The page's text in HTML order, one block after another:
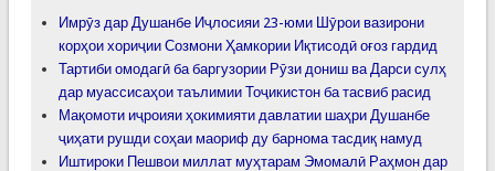
Имрӯз дар Душанбе Иҷлосияи 23-юми Шӯрои вазирони
корҳои хориҷии Созмони Ҳамкории Иқтисодӣ оғоз гардид
Тартиби омодагӣ ба баргузории Рӯзи дониш ва Дарси сулҳ
дар муассисаҳои таълимии Тоҷикистон ба тасвиб расид
Мақомоти иҷроияи ҳокимияти давлатии шаҳри Душанбе
ҷиҳати рушди соҳаи маориф ду барнома тасдиқ намуд
Иштироки Пешвои миллат муҳтарам Эмомалӣ Раҳмон дар